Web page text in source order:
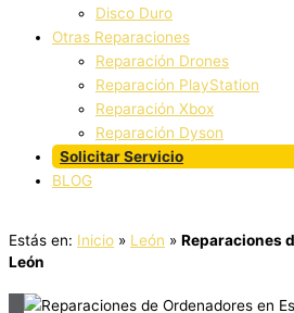
Disco Duro
Otras Reparaciones
Reparación Drones
Reparación PlayStation
Reparación Xbox
Reparación Dyson
Solicitar Servicio
BLOG
Estás en: Inicio » León » Reparaciones
León